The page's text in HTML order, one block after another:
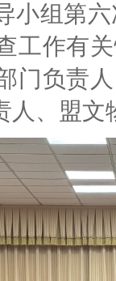
小组第
工作有
门负责
人、盟